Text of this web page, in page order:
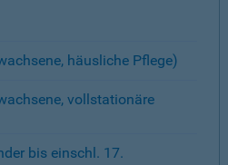
häusliche Pflege)
vollstationäre
bis einschl. 17.